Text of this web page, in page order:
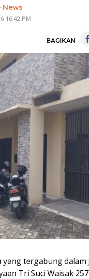
News
16:42 PM
BAGIKAN
yang tergabung
Tri Suci Waisak